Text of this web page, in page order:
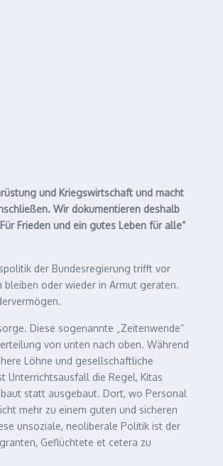
und Kriegswirtschaft und macht
Wir dokumentieren deshalb
Frieden und ein gutes Leben für alle“
der Bundesregierung trifft vor
oder wieder in Armut geraten.
Diese sogenannte „Zeitenwende“
von unten nach oben. Während
Löhne und gesellschaftliche
Unterrichtsausfall die Regel, Kitas
statt ausgebaut. Dort, wo Personal
mehr zu einem guten und sicheren
unsoziale, neoliberale Politik ist der
Geflüchtete et cetera zu